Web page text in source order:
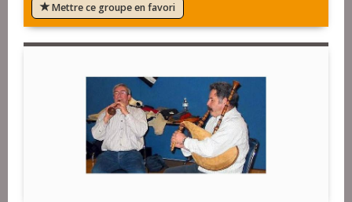
Mettre ce groupe en favori